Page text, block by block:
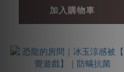
加入購物車